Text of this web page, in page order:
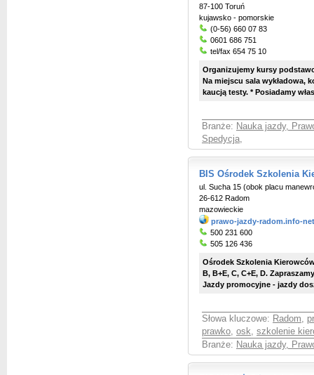
87-100 Toruń
kujawsko - pomorskie
(0-56) 660 07 83
0601 686 751
tel/fax 654 75 10
Organizujemy kursy
Na miejscu sala wykładowa,
kaucją testy. * Posiadamy
Branże: Nauka jazdy,
Spedycja,
BIS Ośrodek Szkolenia
ul. Sucha 15 (obok placu
26-612 Radom
mazowieckie
prawo-jazdy-radom.info-
500 231 600
505 126 436
Ośrodek Szkolenia
B, B+E, C, C+E, D.
Jazdy promocyjne - jazdy
Słowa kluczowe: Radom,
prawko, osk, szkolenie
Branże: Nauka jazdy,